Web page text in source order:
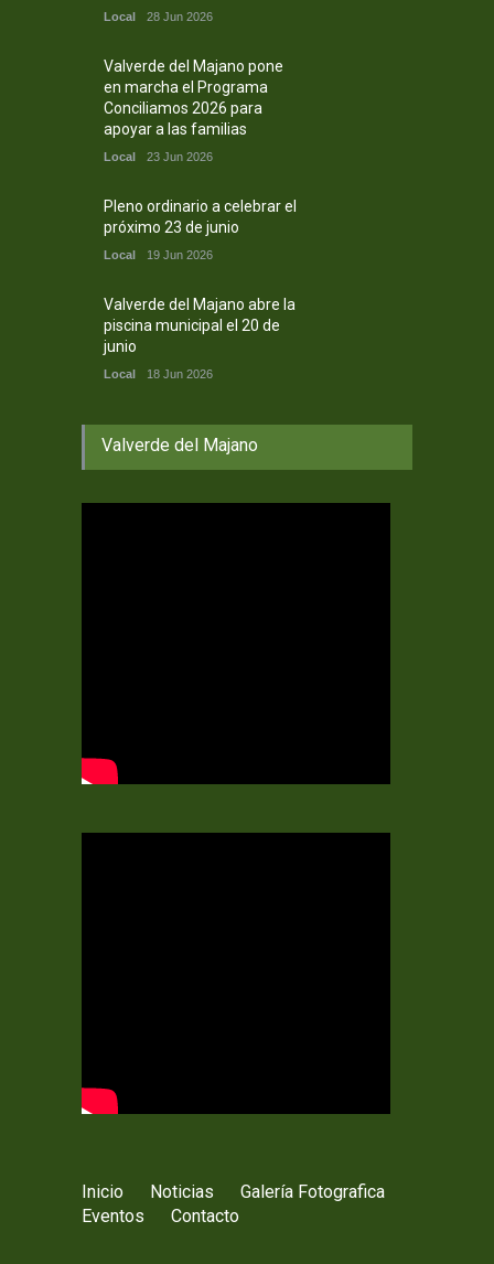
Local 28 Jun 2026
Valverde del Majano pone
en marcha el Programa
Conciliamos 2026 para
apoyar a las familias
Local 23 Jun 2026
Pleno ordinario a celebrar el
próximo 23 de junio
Local 19 Jun 2026
Valverde del Majano abre la
piscina municipal el 20 de
junio
Local 18 Jun 2026
Valverde del Majano
Inicio Noticias
Galería Fotografica
Eventos
Contacto